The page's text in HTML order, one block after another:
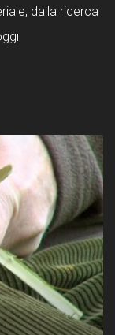
dalla ricerca